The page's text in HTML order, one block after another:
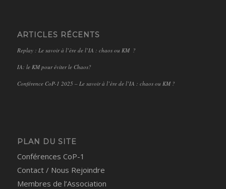
ARTICLES RÉCENTS
Replay : Le savoir à l’ère de l’IA : chaos ou KM ?
IA: le KM pour éviter le Chaos?
Conférence CoP-1 2025 – Le savoir à l’ère de l’IA : chaos ou KM ?
PLAN DU SITE
Conférences CoP-1
Contact / Nous Rejoindre
Membres de l’Association